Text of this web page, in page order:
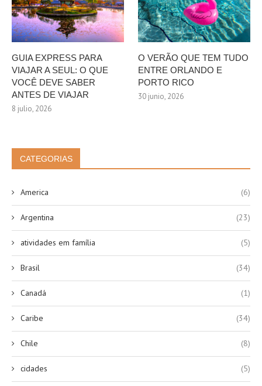
GUIA EXPRESS PARA
VIAJAR A SEUL: O QUE
VOCÊ DEVE SABER
ANTES DE VIAJAR
8 julio, 2026
O VERÃO QUE TEM TUDO
ENTRE ORLANDO E
PORTO RICO
30 junio, 2026
CATEGORIAS
America (6)
Argentina (23)
atividades em família (5)
Brasil (34)
Canadá (1)
Caribe (34)
Chile (8)
cidades (5)